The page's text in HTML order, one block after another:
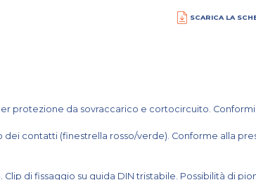
SCARICA LA
da sovraccarico e cortocircuito. Conformi
contatti (finestrella rosso/verde). Conforme alla
di fissaggio su guida DIN tristabile. Possibilità di